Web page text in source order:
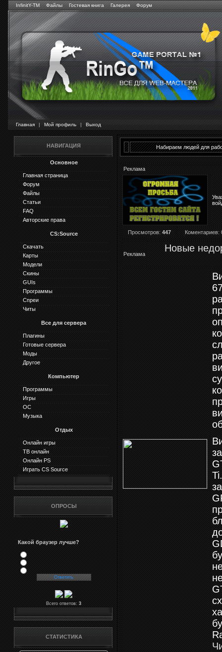
InfinitY-TM Файлы Гостевая книга Галерея Форум
Главная | Мой профиль | Выход
НАВИГАЦИЯ
Основное
Главная страница
Форум
Файлы
Статьи
FAQ
Авторские права
CS:Source
Скачать
Карты
Модели
Скины
GUIs
Программы
Спреи
Читы
Все для сервера
Плагины
Готовые сервера
Моды
Другое
Компьютер
Программы
Игры
ОС
Музыка
Отдых
Онлайн игры
ТВ онлайн
Онлайн PS
Играть CS Source
ОПРОСЫ
Какой браузер лучше?
Всего ответов:3
СТАТИСТИКА
Набираем людей для
Реклама
Просмотров:447 Коментариев:
Реклама
Новые